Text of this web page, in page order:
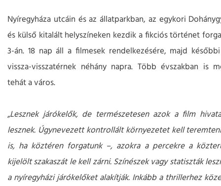
Nyíregyháza utcáin és az állatparkban, az egykori
és külső kitalált helyszíneken kezdik a fikciós történet
3-án. 18 nap áll a filmesek rendelkezésére, majd
vissza-visszatérnek néhány napra. Több évszakban is
tehát a város.
„Lesznek járókelők, de természetesen azok a film
lesznek. Úgynevezett kontrollált környezetet kell
is, ha köztéren forgatunk –, azokra a percekre a
kijelölt szakaszát le kell zárni. Színészek vagy statiszták
a nyíregyházi járókelőket alakítják. Inkább a thrillerhez